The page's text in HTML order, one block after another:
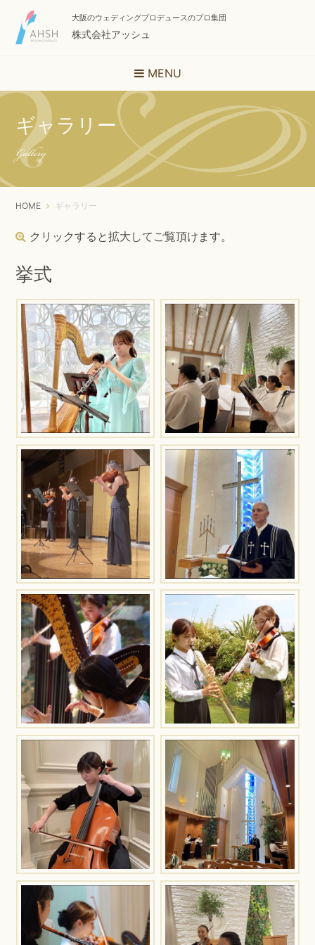
大阪のウェディングプロデュースのプロ集団
株式会社アッシュ
MENU
ギャラリー
Gallery
HOME ギャラリー
クリックすると拡大してご覧頂けます。
挙式